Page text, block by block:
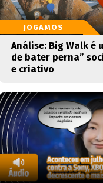
JOGAMOS
Análise: Big Walk é
de bater perna”
e criativo